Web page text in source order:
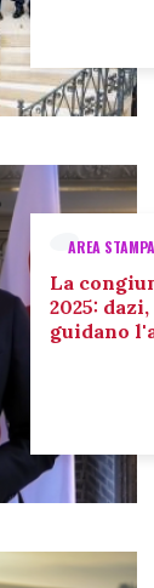
AREA STAMPA
La
2025:
guidano